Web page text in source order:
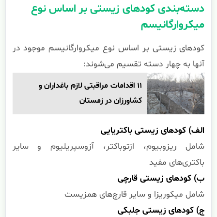
دسته‌بندی کودهای زیستی بر اساس نوع
میکروارگانیسم
کودهای زیستی بر اساس نوع میکروارگانیسم موجود در
آنها به چهار دسته تقسیم می‌شوند:
11 اقدامات مراقبتی لازم باغداران و
کشاورزان در زمستان
الف) کودهای زیستی باکتریایی
شامل ریزوبیوم، ازتوباکتر، آزوسپریلیوم و سایر
باکتری‌های مفید
ب) کودهای زیستی قارچی
شامل میکوریزا و سایر قارچ‌های همزیست
ج) کودهای زیستی جلبکی